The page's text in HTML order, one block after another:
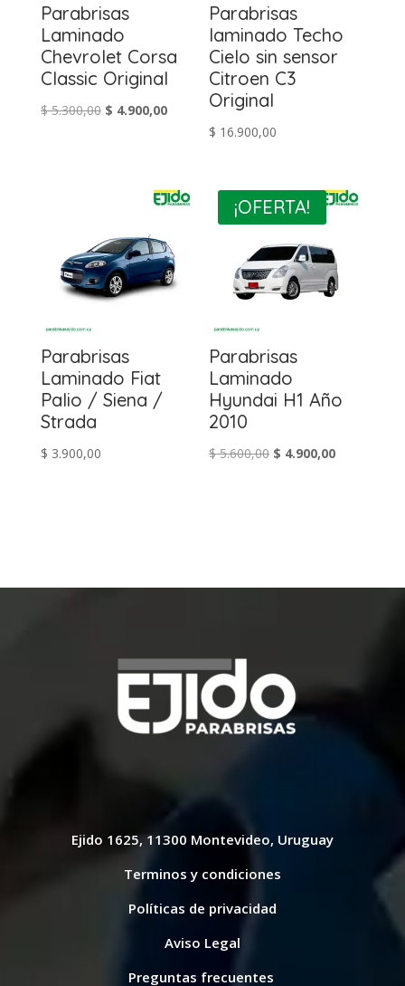
Parabrisas
Laminado
Chevrolet Corsa
Classic Original
$5.300,00 El
$ 5.300,00.
$ 4.900,00El
$ 4.900,00.
Parabrisas
laminado Techo
Cielo sin sensor
Citroen C3
Original
$ 16.900,00
Parabrisas
Laminado Fiat
Palio / Siena /
Strada
$ 3.900,00
¡OFERTA!
Parabrisas
Laminado
Hyundai H1 Año
2010
$5.600,00 El
$ 4.900,00El
Ejido 1625, 11300 Montevideo, Uruguay
Terminos y condiciones
Políticas de privacidad
Aviso Legal
Preguntas frecuentes